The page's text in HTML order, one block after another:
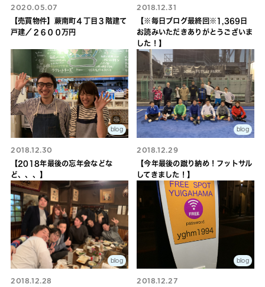
2020.05.07
【売買物件】蕨南町４丁目３階建て
戸建／２６００万円
2018.12.31
【※毎日ブログ最終回※1,369日
お読みいただきありがとうございま
した！】
blog
2018.12.30
【2018年最後の忘年会などな
ど、、、】
blog
2018.12.29
【今年最後の蹴り納め！フットサル
してきました！】
blog
2018.12.28
blog
2018.12.27